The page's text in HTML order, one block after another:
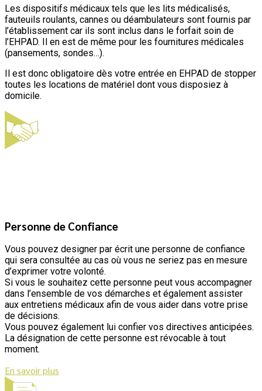
Les dispositifs médicaux tels que les lits médicalisés,
fauteuils roulants, cannes ou déambulateurs sont fournis par
l’établissement car ils sont inclus dans le forfait soin de
l’EHPAD. Il en est de même pour les fournitures médicales
(pansements, sondes…).
Il est donc obligatoire dès votre entrée en EHPAD de stopper
toutes les locations de matériel dont vous disposiez à
domicile.
Personne de Confiance
Vous pouvez designer par écrit une personne de confiance
qui sera consultée au cas où vous ne seriez pas en mesure
d’exprimer votre volonté.
Si vous le souhaitez cette personne peut vous accompagner
dans l’ensemble de vos démarches et également assister
aux entretiens médicaux afin de vous aider dans votre prise
de décisions.
Vous pouvez également lui confier vos directives anticipées.
La désignation de cette personne est révocable à tout
moment.
En savoir plus